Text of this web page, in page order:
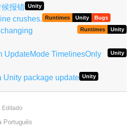
报错 Unity
crushes. Runtimes Unity Bugs
Runtimes Unity
UpdateMode TimelinesOnly
Unity
Unity package update Unity
Editado
Português